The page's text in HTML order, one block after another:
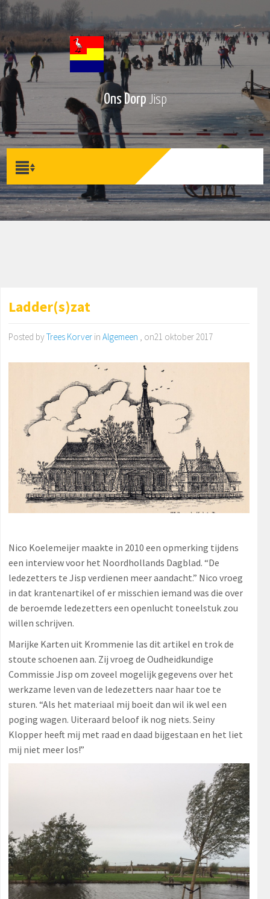
Ons Dorp Jisp
Ladder(s)zat
Posted by Trees Korverin Algemeen , on21 oktober 2017
Nico Koelemeijer maakte in 2010 een opmerking tijdens
een interview voor het Noordhollands Dagblad. “De
ledezetters te Jisp verdienen meer aandacht.” Nico vroeg
in dat krantenartikel of er misschien iemand was die over
de beroemde ledezetters een openlucht toneelstuk zou
willen schrijven.
Marijke Karten uit Krommenie las dit artikel en trok de
stoute schoenen aan. Zij vroeg de Oudheidkundige
Commissie Jisp om zoveel mogelijk gegevens over het
werkzame leven van de ledezetters naar haar toe te
sturen. “Als het materiaal mij boeit dan wil ik wel een
poging wagen. Uiteraard beloof ik nog niets. Seiny
Klopper heeft mij met raad en daad bijgestaan en het liet
mij niet meer los!”